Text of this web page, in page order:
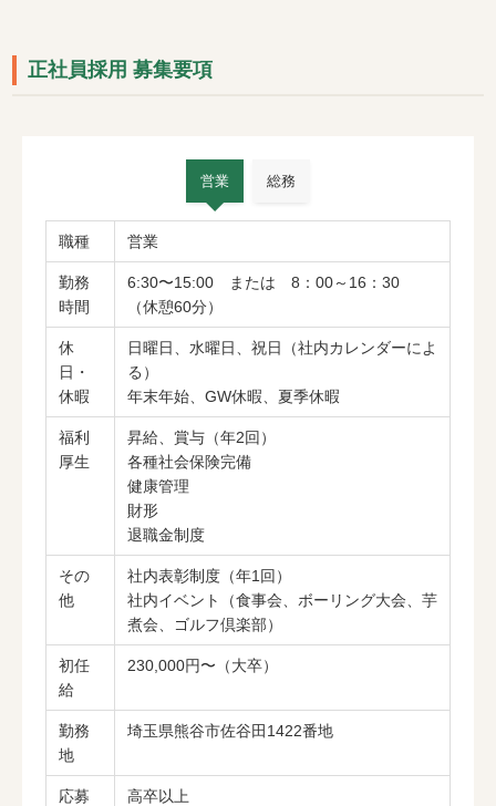
正社員採用 募集要項
営業 総務
職種 営業
勤務
時間
6:30〜15:00 または 8：00～16：30
（休憩60分）
休
日・
休暇
日曜日、水曜日、祝日（社内カレンダーによ
る）
年末年始、GW休暇、夏季休暇
福利
厚生
昇給、賞与（年2回）
各種社会保険完備
健康管理
財形
退職金制度
その
他
社内表彰制度（年1回）
社内イベント（食事会、ボーリング大会、芋
煮会、ゴルフ倶楽部）
初任
給
230,000円〜（大卒）
勤務
地
埼玉県熊谷市佐谷田1422番地
応募
高卒以上